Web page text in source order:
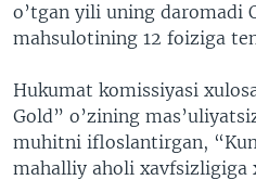
o’tgan yili uning daromadi
mahsulotining 12 foiziga
Hukumat komissiyasi
Gold” o’zining
muhitni ifloslantirgan,
mahalliy aholi xavfsizligiga